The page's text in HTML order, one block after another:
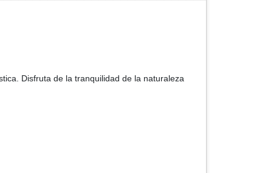
Disfruta de la tranquilidad de la naturaleza